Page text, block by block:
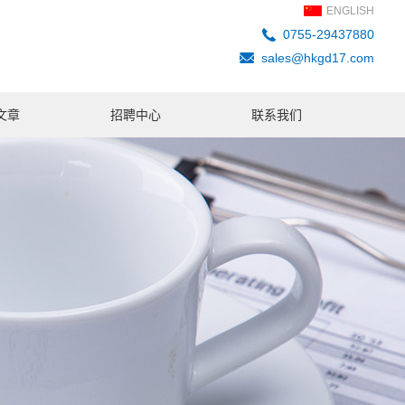
ENGLISH
0755-29437880
sales@hkgd17.com
章 招聘中心 联系我们